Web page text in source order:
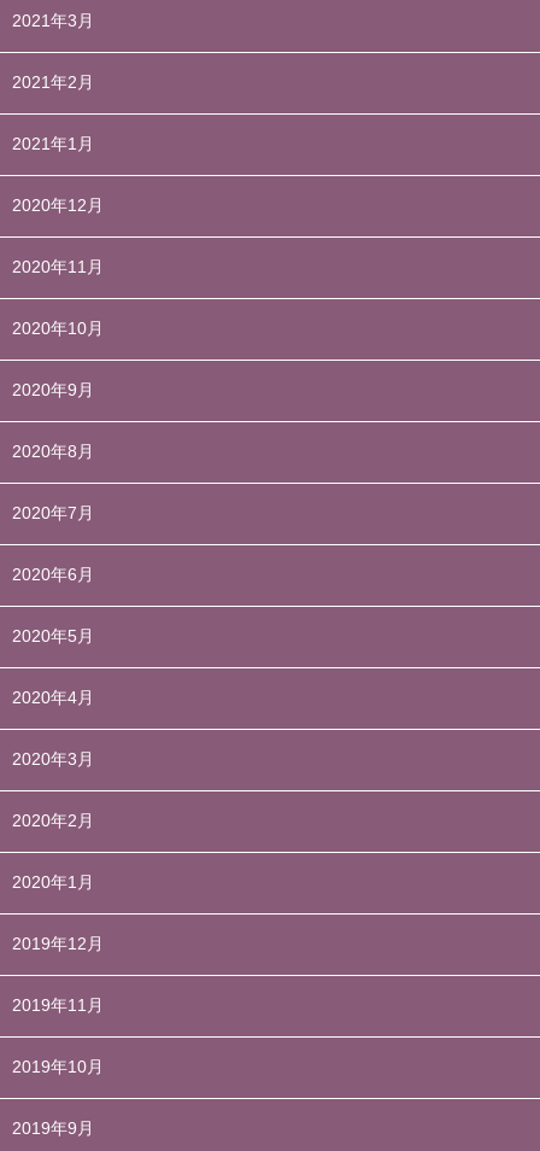
2021年3月
2021年2月
2021年1月
2020年12月
2020年11月
2020年10月
2020年9月
2020年8月
2020年7月
2020年6月
2020年5月
2020年4月
2020年3月
2020年2月
2020年1月
2019年12月
2019年11月
2019年10月
2019年9月